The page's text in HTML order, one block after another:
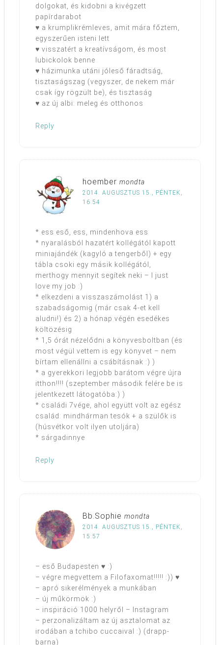
dolgokat, és kidobni a kivégzett
papírdarabot
♥ a krumplikrémleves, amit mára főztem,
egyszerűen isteni lett
♥ visszatért a kreatívságom, és most
lubickolok benne
♥ házimunka utáni jóleső fáradtság,
tisztaságszag (vegyszer, de nekem már
csak így rögzült be), és tisztaság
♥ az új albi: meleg és otthonos
Reply
hoember mondta
2014. AUGUSZTUS 15., PÉNTEK,
16:54
* ess eső, ess, mindenhova ess
* nyaralásból hazatért kollégától kapott
miniajándék (kagyló a tengerből) + egy
tábla csoki egy másik kollégától,
merthogy mennyit segítek neki – I just
love my job :)
* elkezdeni a visszaszámolást 1) a
szabadságomig (már csak 4-et kell
aludni!) és 2) a hónap végén esedékes
költözésig
* 1,5 órát nézelődni a könyvesboltban (és
most végül vettem is egy könyvet – nem
bírtam ellenállni a csábításnak :) )
* a gyerekkori legjobb barátom végre újra
itthon!!!! (szeptember második felére be is
jelentkezett látogatóba:) )
* családi 7vége, ahol együtt volt az egész
család: mindhárman tesók + a szülők is
(húsvétkor volt ilyen utoljára)
* sárgadinnye
Reply
Bb.Sophie mondta
2014. AUGUSZTUS 15., PÉNTEK,
15:57
– eső Budapesten ♥ :)
– végre megvettem a Filofaxomat!!!!! :)) ♥
– apró sikerélmények a munkában
– új műkörmök :)
– inspiráció 1000 helyről – Instagram
– perzonalizáltam az új asztalomat az
irodában a tchibo cuccaival :) (drapp-
barna)